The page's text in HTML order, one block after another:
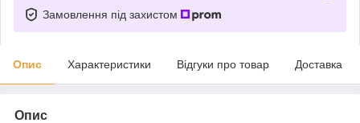
Замовлення під захистом
Опис Характеристики Відгуки про товар Доставка
Опис